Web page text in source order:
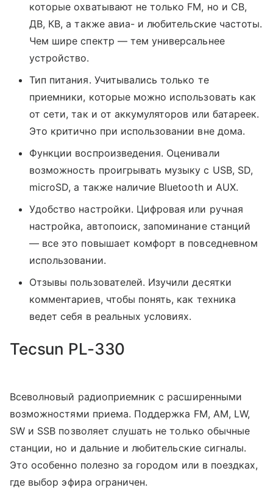
которые охватывают не только FM, но и СВ,
ДВ, КВ, а также авиа- и любительские частоты.
Чем шире спектр — тем универсальнее
устройство.
Тип питания. Учитывались только те
приемники, которые можно использовать как
от сети, так и от аккумуляторов или батареек.
Это критично при использовании вне дома.
Функции воспроизведения. Оценивали
возможность проигрывать музыку с USB, SD,
microSD, а также наличие Bluetooth и AUX.
Удобство настройки. Цифровая или ручная
настройка, автопоиск, запоминание станций
— все это повышает комфорт в повседневном
использовании.
Отзывы пользователей. Изучили десятки
комментариев, чтобы понять, как техника
ведет себя в реальных условиях.
Tecsun PL-330
Всеволновый радиоприемник с расширенными
возможностями приема. Поддержка FM, AM, LW,
SW и SSB позволяет слушать не только обычные
станции, но и дальние и любительские сигналы.
Это особенно полезно за городом или в поездках,
где выбор эфира ограничен.